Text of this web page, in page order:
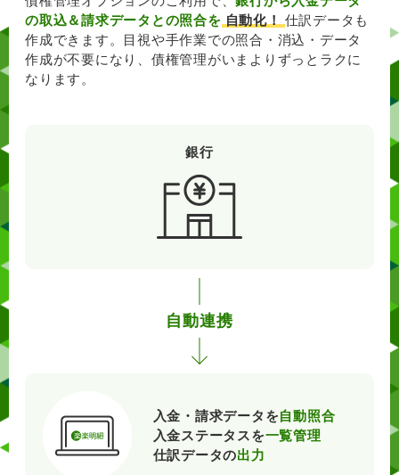
の取込＆請求データとの照合を 自動化！
仕訳データも
作成できます。
目視や手作業での照合・消込・データ
作成が不要になり、債権管理がいまよりずっとラクに
なります。
銀行
自動連携
入金・請求データを自動照合
入金ステータスを一覧管理
仕訳データの出力